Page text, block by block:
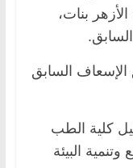
بنات،
الإسعاف السابق
كلية الطب
البيئة